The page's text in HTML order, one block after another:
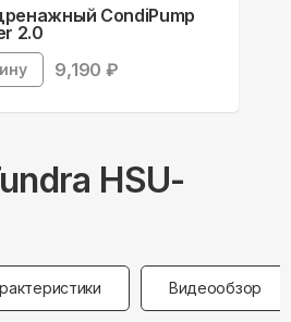
CondiPump
2.0
9,190 ₽
HSU-
Видеообзор